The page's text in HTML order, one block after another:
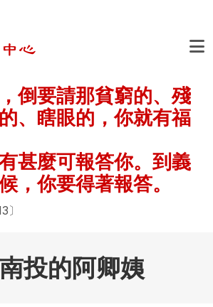
倒要請那貧窮的、殘
、瞎眼的，你就有福
甚麼可報答你。到義
，你要得著報答。
〕
投的阿卿姨